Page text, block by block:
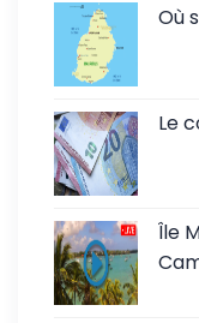
Où
Le
Île